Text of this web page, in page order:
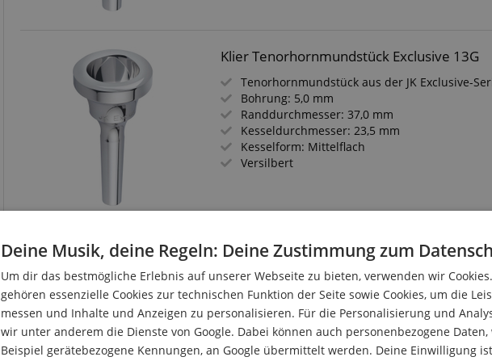
Klier Tenorhornmundstück Exclusive 13G
Tenorhornmundstück aus der JK Exclusive-
Bohrung: 5,0 mm
Randdurchmesser: 37,0 mm
Kesseldurchmesser: 23,5 mm
Kesselform: Mittelflach
Versilbert
Klier Tenorhornmundstück Exclusive 10E
Versilbertes Tenorhornmundstück aus der JK
Serie
Bohrung: 5,8 mm
Randdurchmesser: 38,0 mm
Kesseldurchmesser: 24,5 mm
Kesselform: mittel
Deine Musik, deine Regeln: Deine Zustimmung zum
Um dir das bestmögliche Erlebnis auf unserer Webseite zu bieten, verwenden wir
gehören essenzielle Cookies zur technischen Funktion der Seite sowie Cookies, um die
messen und Inhalte und Anzeigen zu personalisieren. Für die Personalisierung und
wir unter anderem die Dienste von Google. Dabei können auch personenbezogene Daten,
Beispiel gerätebezogene Kennungen, an Google übermittelt werden. Deine Einwilligung